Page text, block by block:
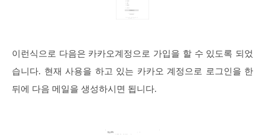
이런식으로 다음은 카카오계정으로 가입을 할 수 있도록 되었
습니다. 현재 사용을 하고 있는 카카오 계정으로 로그인을 한
뒤에 다음 메일을 생성하시면 됩니다.